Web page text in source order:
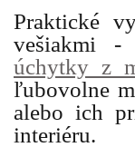
Praktické
vešiakmi
úchytky z
ľubovolne
alebo ich
interiéru.